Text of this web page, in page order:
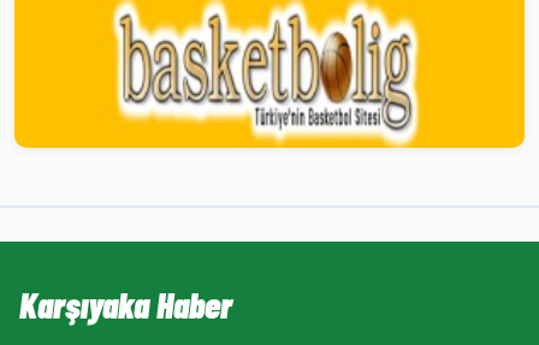
Karşıyaka Haber